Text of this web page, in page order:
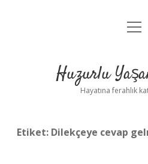
Anasayfa
Yasal
Huzurlu
Hayatına ferahlık
Etiket: Dilekçeye cevap